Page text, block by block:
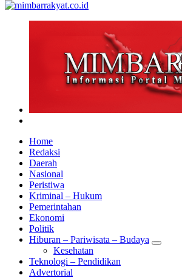
Home
Redaksi
Daerah
Nasional
Peristiwa
Kriminal – Hukum
Pemerintahan
Ekonomi
Politik
Hiburan – Pariwisata – Budaya
Kesehatan
Teknologi – Pendidikan
Advertorial